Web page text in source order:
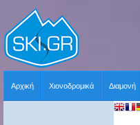
Αρχική Χιονοδρομικά Διαμονή